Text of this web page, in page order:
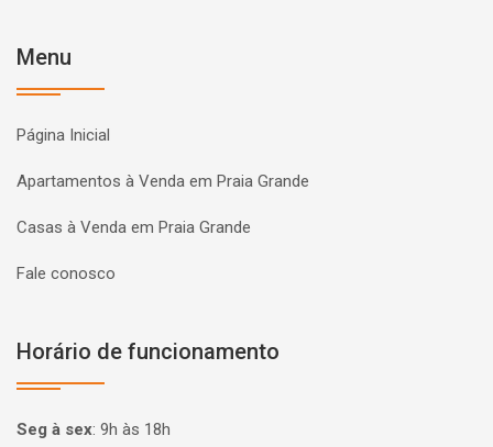
Menu
Página Inicial
Apartamentos à Venda em Praia Grande
Casas à Venda em Praia Grande
Fale conosco
Horário de funcionamento
Seg à sex: 9h às 18h